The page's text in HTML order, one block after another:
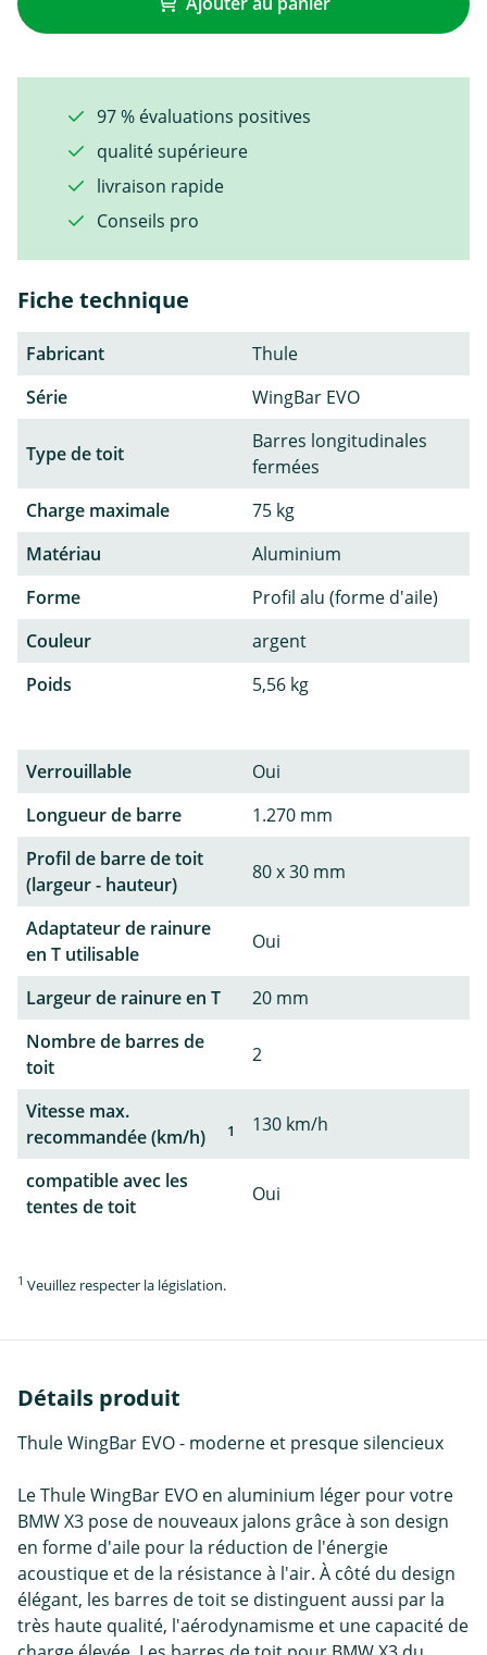
97 % évaluations positives
qualité supérieure
livraison rapide
Conseils pro
Fiche technique
Fabricant
Thule
Série
WingBar EVO
Type de toit
Barres longitudinales
fermées
Charge maximale
75 kg
Matériau
Aluminium
Forme
Profil alu (forme d'aile)
Couleur
argent
Poids
5,56 kg
Verrouillable
Oui
Longueur de barre
1.270 mm
Profil de barre de toit
(largeur - hauteur)
80 x 30 mm
Adaptateur de rainure
en T utilisable
Oui
Largeur de rainure en T
20 mm
Nombre de barres de
toit
2
Vitesse max.
recommandée (km/h)
1 130 km/h
compatible avec les
tentes de toit
Oui
1 Veuillez respecter la législation.
Détails produit
Thule WingBar EVO - moderne et presque silencieux
Le Thule WingBar EVO en aluminium léger pour votre
BMW X3 pose de nouveaux jalons grâce à son design
en forme d'aile pour la réduction de l'énergie
acoustique et de la résistance à l'air. À côté du design
élégant, les barres de toit se distinguent aussi par la
très haute qualité, l'aérodynamisme et une capacité de